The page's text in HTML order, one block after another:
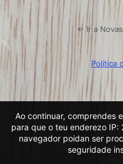
← Ir a
Política
Ao continuar, comprendes
para que o teu enderezo IP:
navegador poidan ser
seguridade